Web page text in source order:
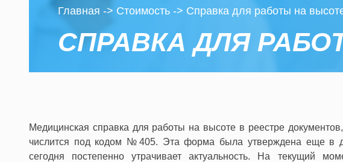
Главная -> Стоимость -> Cправка для работы на
CПРАВКА ДЛЯ
Медицинская справка для работы на высоте в реестре
числится под кодом №405. Эта форма была утверждена еще в
сегодня постепенно утрачивает актуальность. На текущий